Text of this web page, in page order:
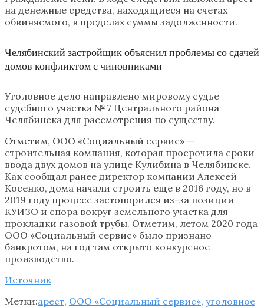
на денежные средства, находящиеся на счетах
обвиняемого, в пределах суммы задолженности.
Челябинский застройщик объяснил проблемы со сдачей
домов конфликтом с чиновниками
Уголовное дело направлено мировому судье
судебного участка № 7 Центрального района
Челябинска для рассмотрения по существу.
Отметим, ООО «Социальный сервис» —
строительная компания, которая просрочила сроки
ввода двух домов на улице Кулибина в Челябинске.
Как сообщал ранее директор компании Алексей
Косенко, дома начали строить еще в 2016 году, но в
2019 году процесс застопорился из-за позиции
КУИЗО и спора вокруг земельного участка для
прокладки газовой трубы. Отметим, летом 2020 года
ООО «Социальный сервис» было признано
банкротом, на год там открыто конкурсное
производство.
Источник
Метки:арест, ООО «Социальный сервис», уголовное